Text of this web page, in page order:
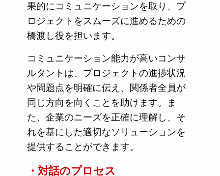
果的にコミュニケーションを取り、プ
ロジェクトをスムーズに進めるための
橋渡し役を担います。
コミュニケーション能力が高いコンサ
ルタントは、プロジェクトの進捗状況
や問題点を明確に伝え、関係者全員が
同じ方向を向くことを助けます。ま
た、企業のニーズを正確に理解し、そ
れを基にした適切なソリューションを
提供することができます。
・対話のプロセス